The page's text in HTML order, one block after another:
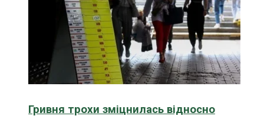
Гривня трохи зміцнилась відносно